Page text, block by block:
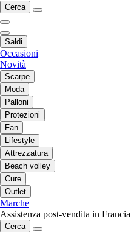
Cerca
Saldi
Occasioni
Novità
Scarpe
Moda
Palloni
Protezioni
Fan
Lifestyle
Attrezzatura
Beach volley
Cure
Outlet
Marche
Assistenza post-vendita in Francia
Cerca